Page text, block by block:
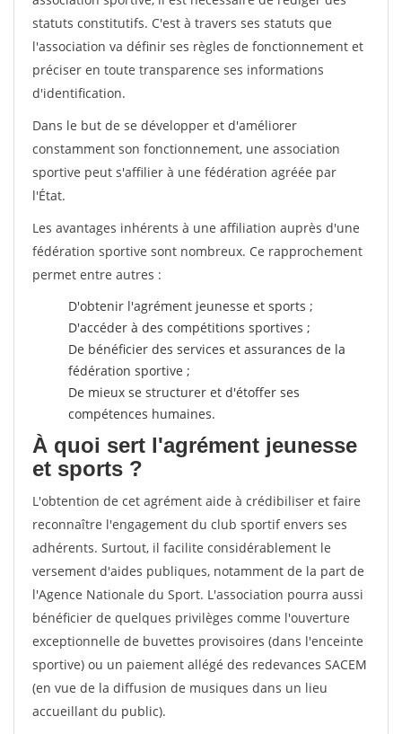
statuts constitutifs. C'est à travers ses statuts que
l'association va définir ses règles de fonctionnement et
préciser en toute transparence ses informations
d'identification.
Dans le but de se développer et d'améliorer
constamment son fonctionnement, une association
sportive peut s'affilier à une fédération agréée par
l'État.
Les avantages inhérents à une affiliation auprès d'une
fédération sportive sont nombreux. Ce rapprochement
permet entre autres :
D'obtenir l'agrément jeunesse et sports ;
D'accéder à des compétitions sportives ;
De bénéficier des services et assurances de la
fédération sportive ;
De mieux se structurer et d'étoffer ses
compétences humaines.
À quoi sert l'agrément jeunesse
et sports ?
L'obtention de cet agrément aide à crédibiliser et faire
reconnaître l'engagement du club sportif envers ses
adhérents. Surtout, il facilite considérablement le
versement d'aides publiques, notamment de la part de
l'Agence Nationale du Sport. L'association pourra aussi
bénéficier de quelques privilèges comme l'ouverture
exceptionnelle de buvettes provisoires (dans l'enceinte
sportive) ou un paiement allégé des redevances SACEM
(en vue de la diffusion de musiques dans un lieu
accueillant du public).